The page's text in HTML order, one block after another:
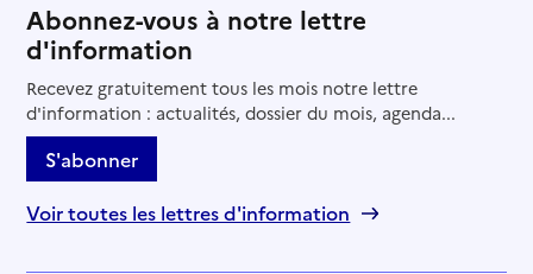
Abonnez-vous à notre lettre
d'information
Recevez gratuitement tous les mois notre lettre
d'information : actualités, dossier du mois, agenda...
S'abonner
Voir toutes les lettres d'information